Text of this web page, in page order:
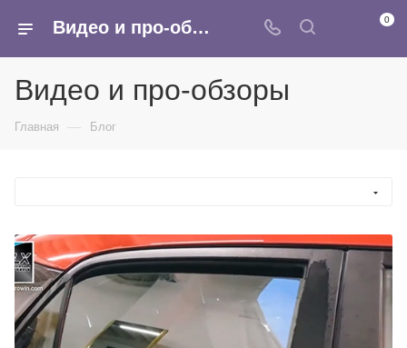
Видео и про-обзоры 0
Видео и про-обзоры
Главная — Блог